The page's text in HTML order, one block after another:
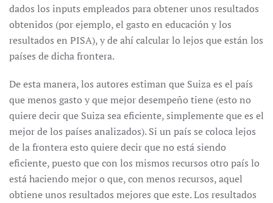
dados los inputs empleados para obtener unos resultados
obtenidos (por ejemplo, el gasto en educación y los
resultados en PISA), y de ahí calcular lo lejos que están los
países de dicha frontera.
De esta manera, los autores estiman que Suiza es el país
que menos gasto y que mejor desempeño tiene (esto no
quiere decir que Suiza sea eficiente, simplemente que es el
mejor de los países analizados). Si un país se coloca lejos
de la frontera esto quiere decir que no está siendo
eficiente, puesto que con los mismos recursos otro país lo
está haciendo mejor o que, con menos recursos, aquel
obtiene unos resultados mejores que este. Los resultados